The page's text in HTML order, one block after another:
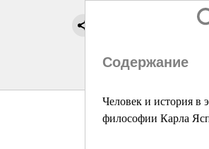
Содержание
Человек и история в
философии Карла